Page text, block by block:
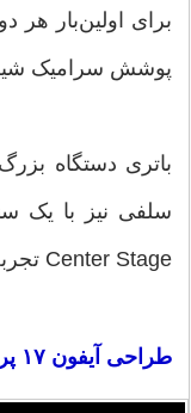
برای اولین‌بار هر
پوشش سرامیک
باتری دستگاه
Center Stage تجربه‌ای بی‌نظیر را ارائه می‌دهد.
طراحی آیفون ۱۷ پرو